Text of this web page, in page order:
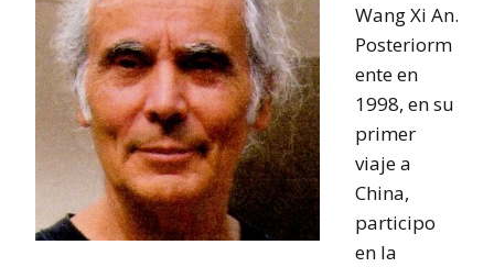
Wang Xi An.
Posteriorm
ente en
1998, en su
primer
viaje a
China,
participo
en la